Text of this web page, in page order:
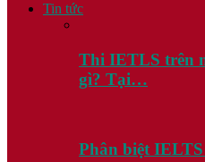
Tin tức
Thi IETLS trên
gì? Tại…
Phân biệt